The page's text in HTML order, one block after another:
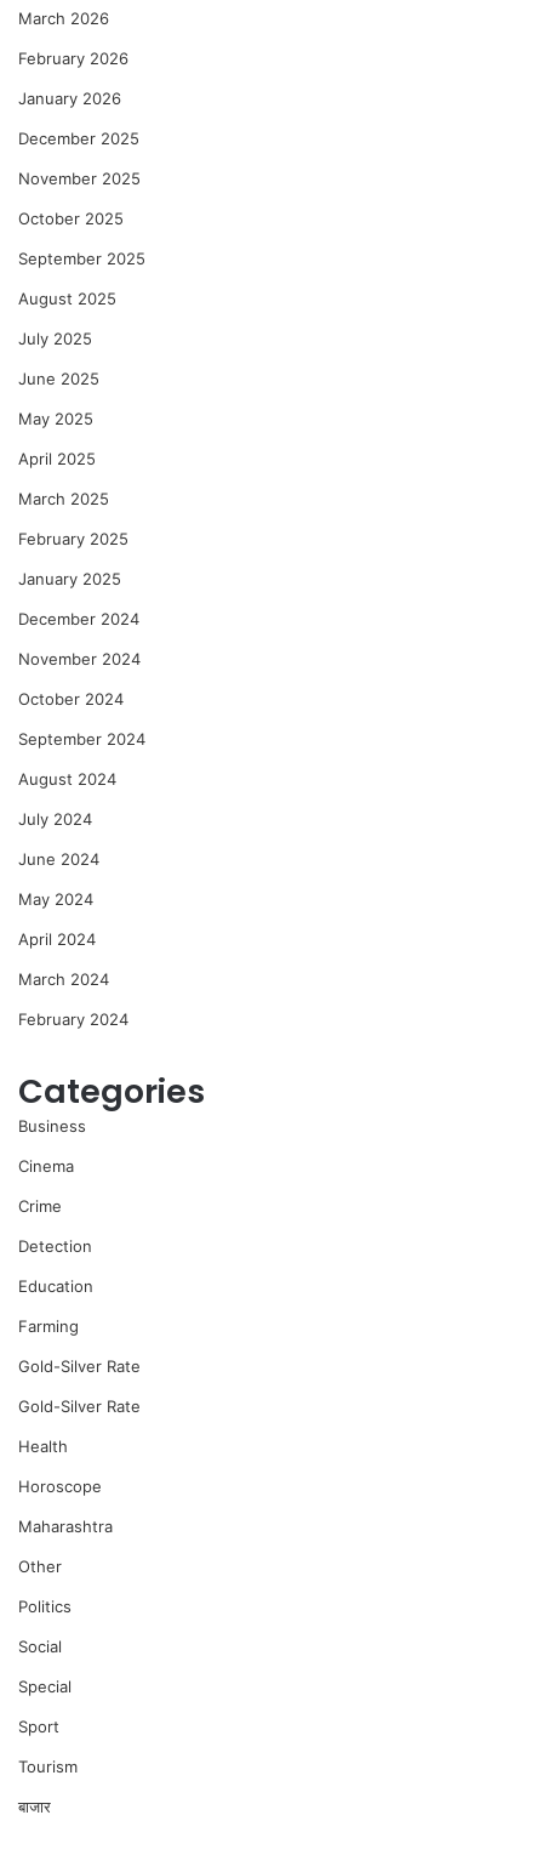
March 2026
February 2026
January 2026
December 2025
November 2025
October 2025
September 2025
August 2025
July 2025
June 2025
May 2025
April 2025
March 2025
February 2025
January 2025
December 2024
November 2024
October 2024
September 2024
August 2024
July 2024
June 2024
May 2024
April 2024
March 2024
February 2024
Categories
Business
Cinema
Crime
Detection
Education
Farming
Gold-Silver Rate
Gold-Silver Rate
Health
Horoscope
Maharashtra
Other
Politics
Social
Special
Sport
Tourism
बाजार